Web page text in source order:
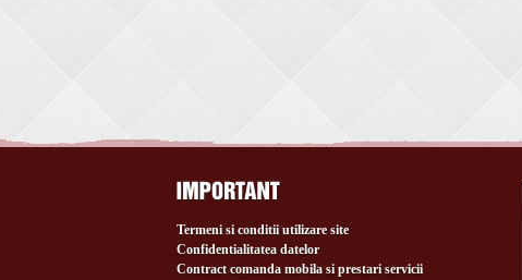
Termeni si conditii utilizare site
Confidentialitatea datelor
Contract comanda mobila si prestari servicii